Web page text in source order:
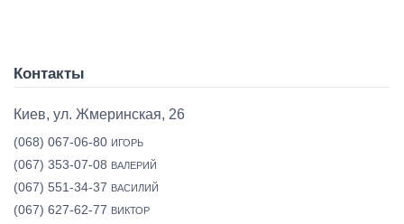
Контакты
Киев, ул. Жмеринская, 26
(068) 067-06-80 ИГОРЬ
(067) 353-07-08 ВАЛЕРИЙ
(067) 551-34-37 ВАСИЛИЙ
(067) 627-62-77 ВИКТОР